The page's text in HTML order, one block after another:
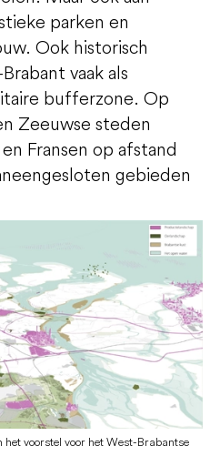
parken en
Ook historisch
vaak als
bufferzone. Op
Zeeuwse steden
Fransen op afstand
gebieden
het voorstel voor het West-Brabantse